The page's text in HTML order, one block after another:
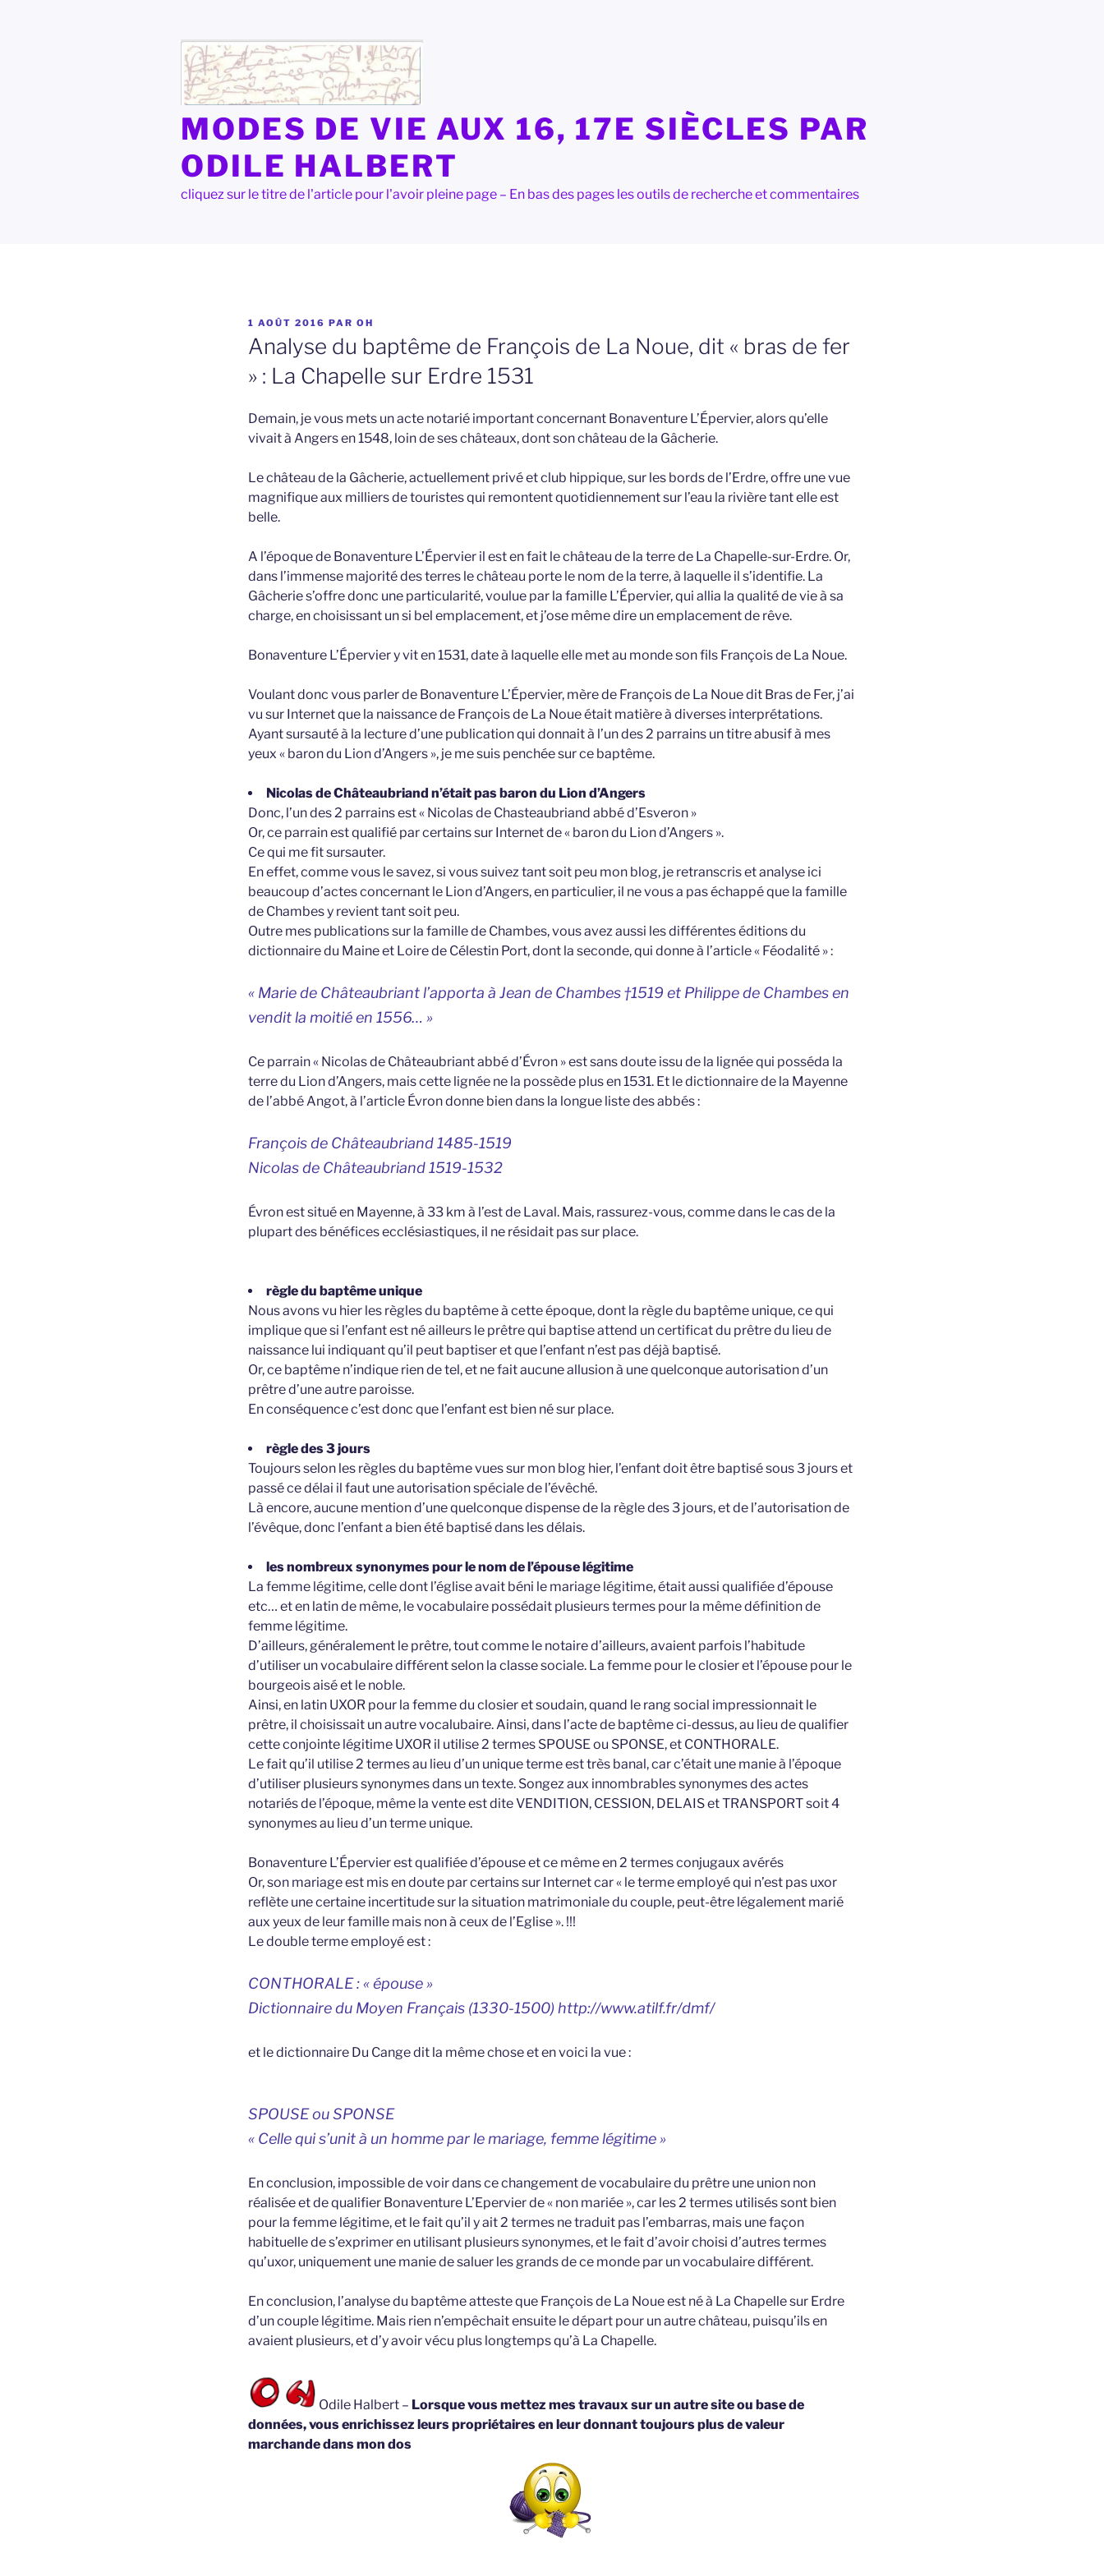
MODES DE VIE AUX 16, 17E SIÈCLES PAR
ODILE HALBERT
cliquez sur le titre de l'article pour l'avoir pleine page – En bas des pages les outils de recherche et commentaires
PUBLIÉ
LE
1 AOÛT 2016 PAR OH
Analyse du baptême de François de La Noue, dit « bras de fer
» : La Chapelle sur Erdre 1531
Demain, je vous mets un acte notarié important concernant Bonaventure L’Épervier, alors qu’elle
vivait à Angers en 1548, loin de ses châteaux, dont son château de la Gâcherie.
Le château de la Gâcherie, actuellement privé et club hippique, sur les bords de l’Erdre, offre une vue
magnifique aux milliers de touristes qui remontent quotidiennement sur l’eau la rivière tant elle est
belle.
A l’époque de Bonaventure L’Épervier il est en fait le château de la terre de La Chapelle-sur-Erdre. Or,
dans l’immense majorité des terres le château porte le nom de la terre, à laquelle il s’identifie. La
Gâcherie s’offre donc une particularité, voulue par la famille L’Épervier, qui allia la qualité de vie à sa
charge, en choisissant un si bel emplacement, et j’ose même dire un emplacement de rêve.
Bonaventure L’Épervier y vit en 1531, date à laquelle elle met au monde son fils François de La Noue.
Voulant donc vous parler de Bonaventure L’Épervier, mère de François de La Noue dit Bras de Fer, j’ai
vu sur Internet que la naissance de François de La Noue était matière à diverses interprétations.
Ayant sursauté à la lecture d’une publication qui donnait à l’un des 2 parrains un titre abusif à mes
yeux « baron du Lion d’Angers », je me suis penchée sur ce baptême.
Nicolas de Châteaubriand n’était pas baron du Lion d’Angers
Donc, l’un des 2 parrains est « Nicolas de Chasteaubriand abbé d’Esveron »
Or, ce parrain est qualifié par certains sur Internet de « baron du Lion d’Angers ».
Ce qui me fit sursauter.
En effet, comme vous le savez, si vous suivez tant soit peu mon blog, je retranscris et analyse ici
beaucoup d’actes concernant le Lion d’Angers, en particulier, il ne vous a pas échappé que la famille
de Chambes y revient tant soit peu.
Outre mes publications sur la famille de Chambes, vous avez aussi les différentes éditions du
dictionnaire du Maine et Loire de Célestin Port, dont la seconde, qui donne à l’article « Féodalité » :
« Marie de Châteaubriant l’apporta à Jean de Chambes †1519 et Philippe de Chambes en
vendit la moitié en 1556… »
Ce parrain « Nicolas de Châteaubriant abbé d’Évron » est sans doute issu de la lignée qui posséda la
terre du Lion d’Angers, mais cette lignée ne la possède plus en 1531. Et le dictionnaire de la Mayenne
de l’abbé Angot, à l’article Évron donne bien dans la longue liste des abbés :
François de Châteaubriand 1485-1519
Nicolas de Châteaubriand 1519-1532
Évron est situé en Mayenne, à 33 km à l’est de Laval. Mais, rassurez-vous, comme dans le cas de la
plupart des bénéfices ecclésiastiques, il ne résidait pas sur place.
règle du baptême unique
Nous avons vu hier les règles du baptême à cette époque, dont la règle du baptême unique, ce qui
implique que si l’enfant est né ailleurs le prêtre qui baptise attend un certificat du prêtre du lieu de
naissance lui indiquant qu’il peut baptiser et que l’enfant n’est pas déjà baptisé.
Or, ce baptême n’indique rien de tel, et ne fait aucune allusion à une quelconque autorisation d’un
prêtre d’une autre paroisse.
En conséquence c’est donc que l’enfant est bien né sur place.
règle des 3 jours
Toujours selon les règles du baptême vues sur mon blog hier, l’enfant doit être baptisé sous 3 jours et
passé ce délai il faut une autorisation spéciale de l’évêché.
Là encore, aucune mention d’une quelconque dispense de la règle des 3 jours, et de l’autorisation de
l’évêque, donc l’enfant a bien été baptisé dans les délais.
les nombreux synonymes pour le nom de l’épouse légitime
La femme légitime, celle dont l’église avait béni le mariage légitime, était aussi qualifiée d’épouse
etc… et en latin de même, le vocabulaire possédait plusieurs termes pour la même définition de
femme légitime.
D’ailleurs, généralement le prêtre, tout comme le notaire d’ailleurs, avaient parfois l’habitude
d’utiliser un vocabulaire différent selon la classe sociale. La femme pour le closier et l’épouse pour le
bourgeois aisé et le noble.
Ainsi, en latin UXOR pour la femme du closier et soudain, quand le rang social impressionnait le
prêtre, il choisissait un autre vocalubaire. Ainsi, dans l’acte de baptême ci-dessus, au lieu de qualifier
cette conjointe légitime UXOR il utilise 2 termes SPOUSE ou SPONSE, et CONTHORALE.
Le fait qu’il utilise 2 termes au lieu d’un unique terme est très banal, car c’était une manie à l’époque
d’utiliser plusieurs synonymes dans un texte. Songez aux innombrables synonymes des actes
notariés de l’époque, même la vente est dite VENDITION, CESSION, DELAIS et TRANSPORT soit 4
synonymes au lieu d’un terme unique.
Bonaventure L’Épervier est qualifiée d’épouse et ce même en 2 termes conjugaux avérés
Or, son mariage est mis en doute par certains sur Internet car « le terme employé qui n’est pas uxor
reflète une certaine incertitude sur la situation matrimoniale du couple, peut-être légalement marié
aux yeux de leur famille mais non à ceux de l’Eglise ». !!!
Le double terme employé est :
CONTHORALE : « épouse »
Dictionnaire du Moyen Français (1330-1500) http://www.atilf.fr/dmf/
et le dictionnaire Du Cange dit la même chose et en voici la vue :
SPOUSE ou SPONSE
« Celle qui s’unit à un homme par le mariage, femme légitime »
En conclusion, impossible de voir dans ce changement de vocabulaire du prêtre une union non
réalisée et de qualifier Bonaventure L’Epervier de « non mariée », car les 2 termes utilisés sont bien
pour la femme légitime, et le fait qu’il y ait 2 termes ne traduit pas l’embarras, mais une façon
habituelle de s’exprimer en utilisant plusieurs synonymes, et le fait d’avoir choisi d’autres termes
qu’uxor, uniquement une manie de saluer les grands de ce monde par un vocabulaire différent.
En conclusion, l’analyse du baptême atteste que François de La Noue est né à La Chapelle sur Erdre
d’un couple légitime. Mais rien n’empêchait ensuite le départ pour un autre château, puisqu’ils en
avaient plusieurs, et d’y avoir vécu plus longtemps qu’à La Chapelle.
Odile Halbert – Lorsque vous mettez mes travaux sur un autre site ou base de
données, vous enrichissez leurs propriétaires en leur donnant toujours plus de valeur
marchande dans mon dos